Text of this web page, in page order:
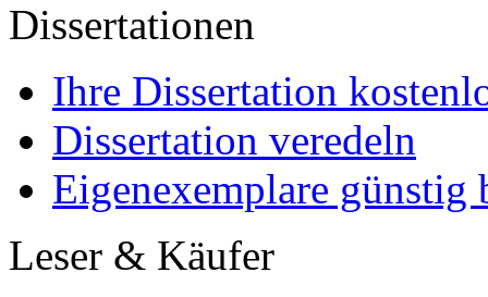
Dissertationen
Ihre Dissertation
Dissertation veredeln
Eigenexemplare günstig
Leser & Käufer